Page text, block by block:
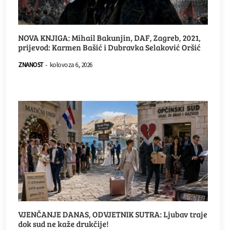
NOVA KNJIGA: Mihail Bakunjin, DAF, Zagreb, 2021,
prijevod: Karmen Bašić i Dubravka Selaković Oršić
ZNANOST - kolovoza 6, 2026
VJENČANJE DANAS, ODVJETNIK SUTRA: Ljubav traje
dok sud ne kaže drukčije!